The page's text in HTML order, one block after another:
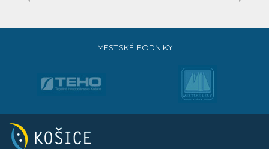
MESTSKÉ PODNIKY